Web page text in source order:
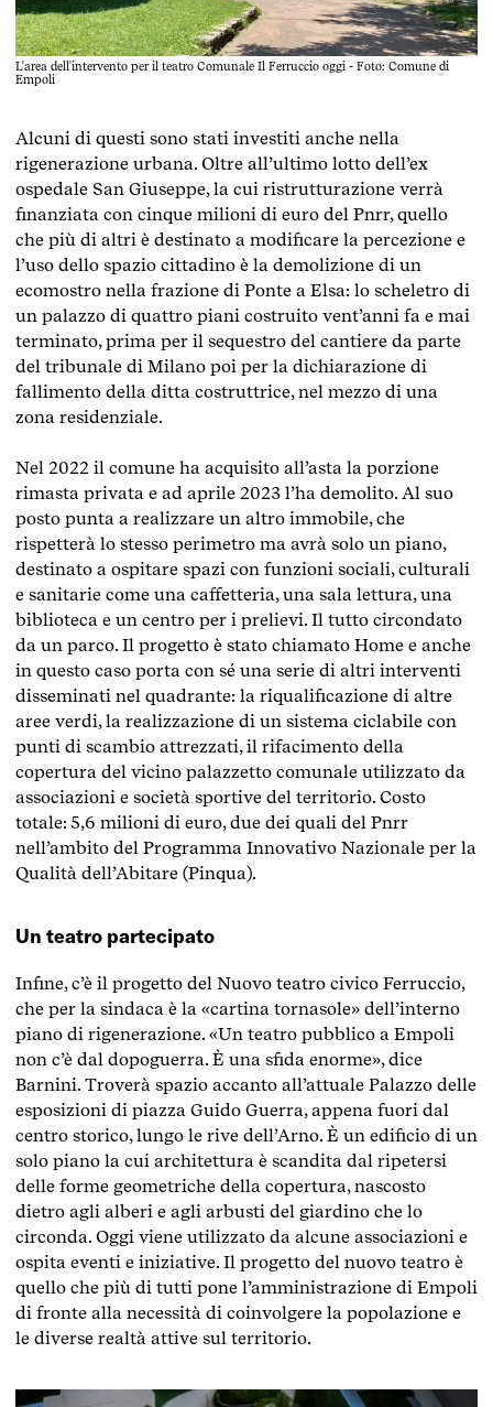
L'area dell'intervento per il teatro Comunale Il Ferruccio oggi - Foto: Comune di
Empoli
Alcuni di questi sono stati investiti anche nella
rigenerazione urbana. Oltre all’ultimo lotto dell’ex
ospedale San Giuseppe, la cui ristrutturazione verrà
finanziata con cinque milioni di euro del Pnrr, quello
che più di altri è destinato a modificare la percezione e
l’uso dello spazio cittadino è la demolizione di un
ecomostro nella frazione di Ponte a Elsa: lo scheletro di
un palazzo di quattro piani costruito vent’anni fa e mai
terminato, prima per il sequestro del cantiere da parte
del tribunale di Milano poi per la dichiarazione di
fallimento della ditta costruttrice, nel mezzo di una
zona residenziale.
Nel 2022 il comune ha acquisito all’asta la porzione
rimasta privata e ad aprile 2023 l’ha demolito. Al suo
posto punta a realizzare un altro immobile, che
rispetterà lo stesso perimetro ma avrà solo un piano,
destinato a ospitare spazi con funzioni sociali, culturali
e sanitarie come una caffetteria, una sala lettura, una
biblioteca e un centro per i prelievi. Il tutto circondato
da un parco. Il progetto è stato chiamato Home e anche
in questo caso porta con sé una serie di altri interventi
disseminati nel quadrante: la riqualificazione di altre
aree verdi, la realizzazione di un sistema ciclabile con
punti di scambio attrezzati, il rifacimento della
copertura del vicino palazzetto comunale utilizzato da
associazioni e società sportive del territorio. Costo
totale: 5,6 milioni di euro, due dei quali del Pnrr
nell’ambito del Programma Innovativo Nazionale per la
Qualità dell’Abitare (Pinqua).
Un teatro partecipato
Infine, c’è il progetto del Nuovo teatro civico Ferruccio,
che per la sindaca è la «cartina tornasole» dell’interno
piano di rigenerazione. «Un teatro pubblico a Empoli
non c’è dal dopoguerra. È una sfida enorme», dice
Barnini. Troverà spazio accanto all’attuale Palazzo delle
esposizioni di piazza Guido Guerra, appena fuori dal
centro storico, lungo le rive dell’Arno. È un edificio di un
solo piano la cui architettura è scandita dal ripetersi
delle forme geometriche della copertura, nascosto
dietro agli alberi e agli arbusti del giardino che lo
circonda. Oggi viene utilizzato da alcune associazioni e
ospita eventi e iniziative. Il progetto del nuovo teatro è
quello che più di tutti pone l’amministrazione di Empoli
di fronte alla necessità di coinvolgere la popolazione e
le diverse realtà attive sul territorio.